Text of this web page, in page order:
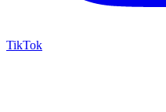
TikTok